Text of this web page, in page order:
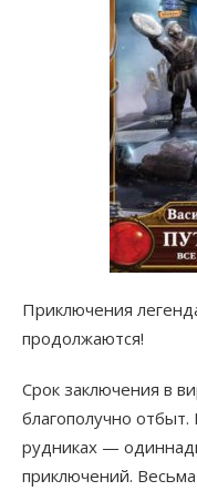
Приключения
продолжаются!
Срок заключения в
благополучно
рудниках —
приключений.